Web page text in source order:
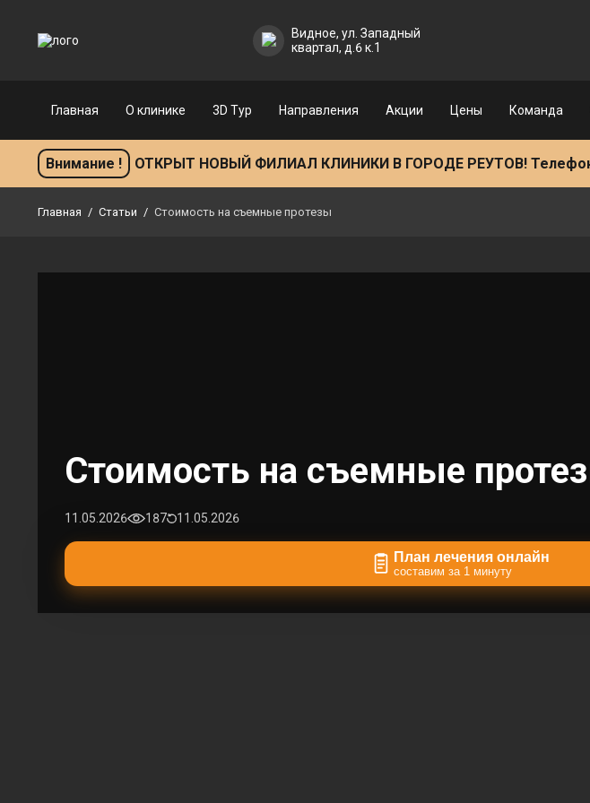
Главная О клинике 3D Тур
Видное, ул. Западный
квартал, д.6 к.1
Главная О клинике 3D Тур Направления Акции Цены Команда
Внимание ! ОТКРЫТ НОВЫЙ ФИЛИАЛ КЛИНИКИ В ГОРОДЕ РЕУТОВ! Телефон
Главная / Статьи / Стоимость на съемные протезы
Стоимость на съемные
11.05.2026 187 11.05.2026
План лечения онлайн
составим за 1 минуту